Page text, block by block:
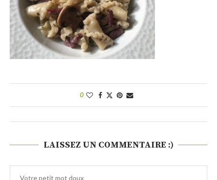
0
LAISSEZ UN COMMENTAIRE :)